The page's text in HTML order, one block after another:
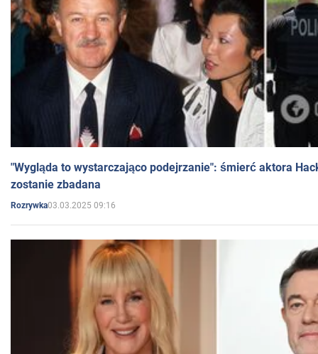
"Wygląda to wystarczająco podejrzanie": śmierć aktora
zostanie zbadana
Rozrywka03.03.2025 09:16